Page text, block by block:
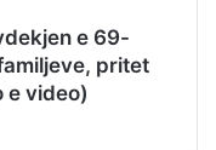
e 69-
pritet
video)